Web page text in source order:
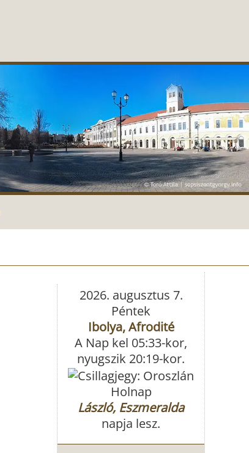
2026. augusztus 7.
Péntek
Ibolya, Afrodité
A Nap kel 05:33-kor,
nyugszik 20:19-kor.
Holnap
László, Eszmeralda
napja lesz.